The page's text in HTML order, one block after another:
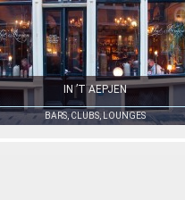
IN ’T AEPJEN
BARS, CLUBS, LOUNGES